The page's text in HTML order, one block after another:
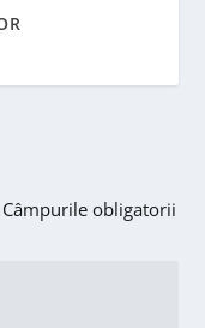
Câmpurile obligatorii